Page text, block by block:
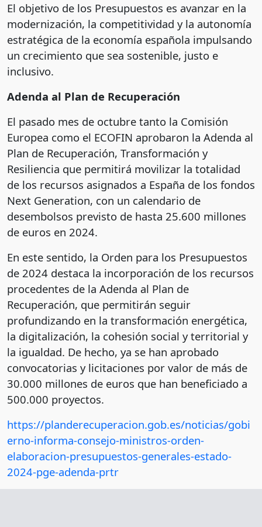
El objetivo de los Presupuestos es avanzar en la
modernización, la competitividad y la autonomía
estratégica de la economía española impulsando
un crecimiento que sea sostenible, justo e
inclusivo.
Adenda al Plan de Recuperación
El pasado mes de octubre tanto la Comisión
Europea como el ECOFIN aprobaron la Adenda al
Plan de Recuperación, Transformación y
Resiliencia que permitirá movilizar la totalidad
de los recursos asignados a España de los fondos
Next Generation, con un calendario de
desembolsos previsto de hasta 25.600 millones
de euros en 2024.
En este sentido, la Orden para los Presupuestos
de 2024 destaca la incorporación de los recursos
procedentes de la Adenda al Plan de
Recuperación, que permitirán seguir
profundizando en la transformación energética,
la digitalización, la cohesión social y territorial y
la igualdad. De hecho, ya se han aprobado
convocatorias y licitaciones por valor de más de
30.000 millones de euros que han beneficiado a
500.000 proyectos.
https://planderecuperacion.gob.es/noticias/gobi
erno-informa-consejo-ministros-orden-
elaboracion-presupuestos-generales-estado-
2024-pge-adenda-prtr